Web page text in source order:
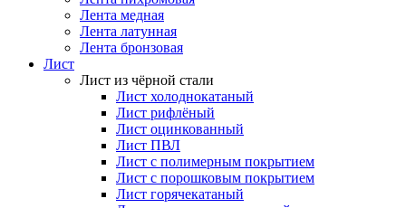
Лента медная
Лента латунная
Лента бронзовая
Лист
Лист из чёрной стали
Лист холоднокатаный
Лист рифлёный
Лист оцинкованный
Лист ПВЛ
Лист с полимерным покрытием
Лист с порошковым покрытием
Лист горячекатаный